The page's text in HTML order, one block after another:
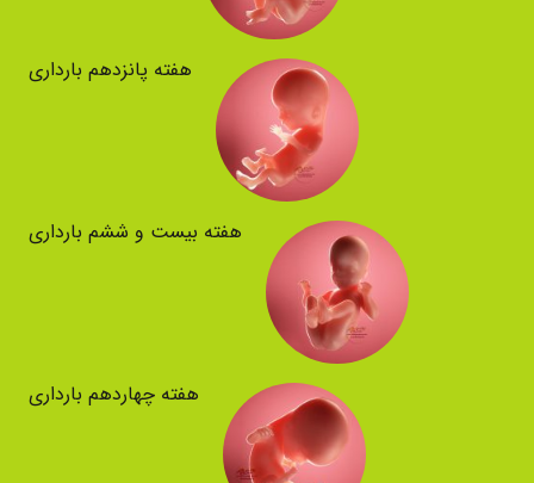
هفته پانزدهم بارداری
هفته بیست و ششم بارداری
هفته چهاردهم بارداری